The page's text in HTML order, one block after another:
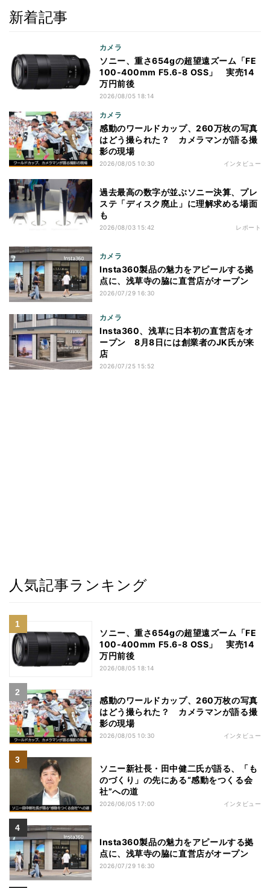
新着記事
カメラ
ソニー、重さ654gの超望遠ズーム「FE
100-400mm F5.6-8 OSS」 実売14
万円前後
2026/08/05 18:14
カメラ
感動のワールドカップ、260万枚の写真
はどう撮られた？ カメラマンが語る撮
影の現場
2026/08/05 10:30 インタビュー
過去最高の数字が並ぶソニー決算、プレ
ステ「ディスク廃止」に理解求める場面
も
2026/08/03 15:42 レポート
カメラ
Insta360製品の魅力をアピールする拠
点に、浅草寺の脇に直営店がオープン
2026/07/29 16:30
カメラ
Insta360、浅草に日本初の直営店をオ
ープン 8月8日には創業者のJK氏が来
店
2026/07/25 15:52
人気記事ランキング
ソニー、重さ654gの超望遠ズーム「FE
100-400mm F5.6-8 OSS」 実売14
万円前後
2026/08/05 18:14
感動のワールドカップ、260万枚の写真
はどう撮られた？ カメラマンが語る撮
影の現場
2026/08/05 10:30 インタビュー
ソニー新社長・田中健二氏が語る、「も
のづくり」の先にある“感動をつくる会
社”への道
2026/06/05 17:00 インタビュー
Insta360製品の魅力をアピールする拠
点に、浅草寺の脇に直営店がオープン
2026/07/29 16:30